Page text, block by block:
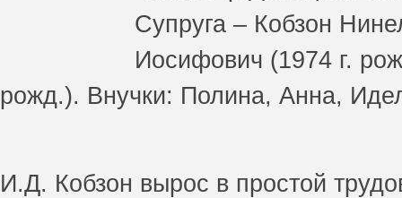
Супруга – Кобзон
Иосифович (1974 г.
рожд.). Внучки: Полина, Анна,
И.Д. Кобзон вырос в простой